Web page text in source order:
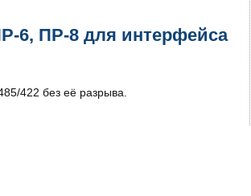
6, ПР-8 для интерфейса
422 без её разрыва.